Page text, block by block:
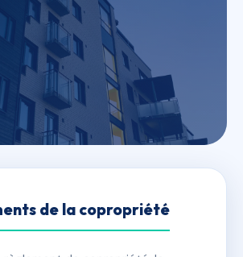
Pasteur
de la copropriété